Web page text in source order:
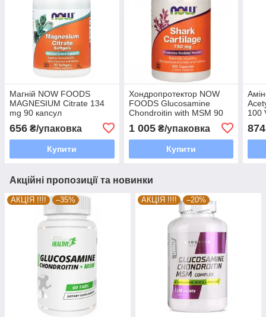
Магній NOW FOODS
MAGNESIUM Citrate 134
mg 90 капсул
656 ₴/упаковка
Купити
Хондропротектор NOW
FOODS Glucosamine
Chondroitin with MSM 90
1 005₴/упаковка
Купити
100
874
Акційні пропозиції та новинки
АКЦІЯ !!!! –35% АКЦІЯ !!!! –20%